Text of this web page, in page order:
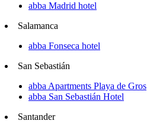
abba Madrid hotel
Salamanca
abba Fonseca hotel
San Sebastián
abba Apartments Playa de Gros
abba San Sebastián Hotel
Santander